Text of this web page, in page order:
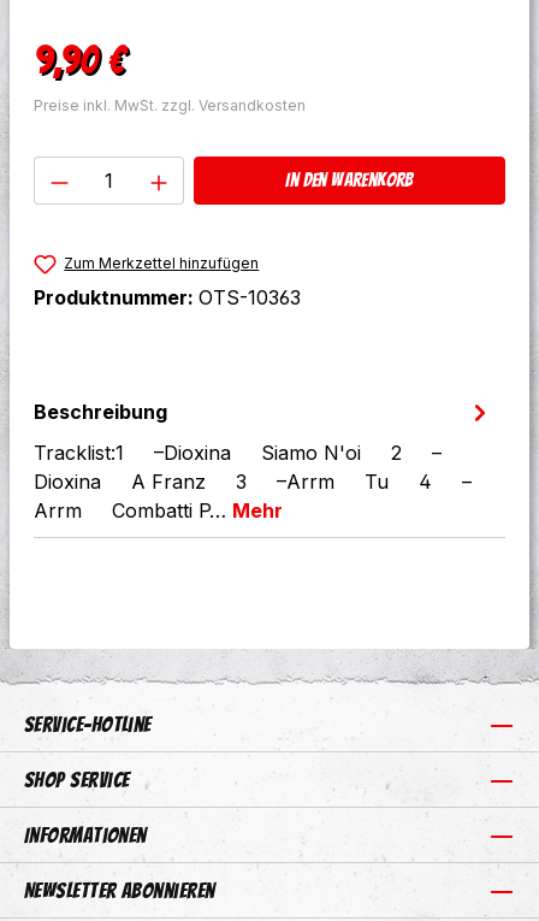
Regulärer Preis:
9,90 €
Preise inkl. MwSt. zzgl. Versandkosten
Produkt Anzahl: Gib den
In den Warenkorb
Zum Merkzettel hinzufügen
Produktnummer: OTS-10363
Beschreibung
Tracklist:1 –Dioxina Siamo N'oi 2 –
Dioxina A Franz 3 –Arrm Tu 4 –
Arrm Combatti P… Mehr
Service-Hotline
Shop Service
Informationen
Newsletter abonnieren